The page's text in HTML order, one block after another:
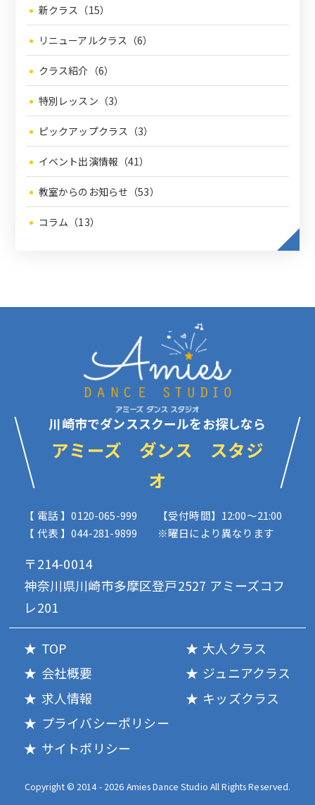
新クラス（15）
リニューアルクラス（6）
クラス紹介（6）
特別レッスン（3）
ピックアップクラス（3）
イベント出演情報（41）
教室からのお知らせ（53）
コラム（13）
川崎市でダンススクールをお探しなら
アミーズ ダンス スタジ
オ
【 電話 】0120-065-999
【 代表 】044-281-9899
【受付時間】12:00〜21:00
※曜日により異なります
〒214-0014
神奈川県川崎市多摩区登戸2527 アミーズコフ
レ201
TOP
会社概要
求人情報
大人クラス
ジュニアクラス
キッズクラス
プライバシーポリシー
サイトポリシー
Copyright © 2014 - 2026 Amies Dance Studio All Rights Reserved.